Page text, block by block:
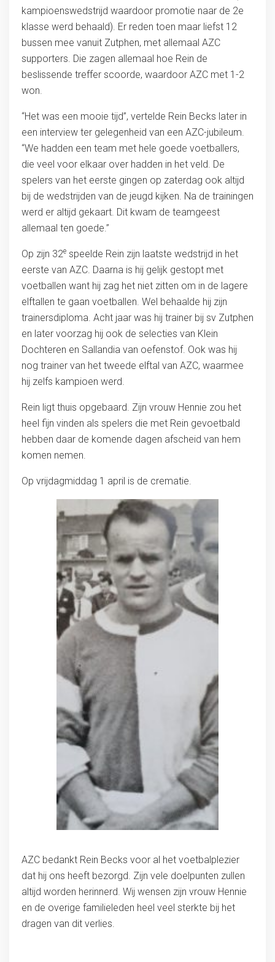
kampioenswedstrijd waardoor promotie naar de 2e
klasse werd behaald). Er reden toen maar liefst 12
bussen mee vanuit Zutphen, met allemaal AZC
supporters. Die zagen allemaal hoe Rein de
beslissende treffer scoorde, waardoor AZC met 1-2
won.
“Het was een mooie tijd”, vertelde Rein Becks later in
een interview ter gelegenheid van een AZC-jubileum.
“We hadden een team met hele goede voetballers,
die veel voor elkaar over hadden in het veld. De
spelers van het eerste gingen op zaterdag ook altijd
bij de wedstrijden van de jeugd kijken. Na de trainingen
werd er altijd gekaart. Dit kwam de teamgeest
allemaal ten goede.”
Op zijn 32espeelde Rein zijn laatste wedstrijd in het
eerste van AZC. Daarna is hij gelijk gestopt met
voetballen want hij zag het niet zitten om in de lagere
elftallen te gaan voetballen. Wel behaalde hij zijn
trainersdiploma. Acht jaar was hij trainer bij sv Zutphen
en later voorzag hij ook de selecties van Klein
Dochteren en Sallandia van oefenstof. Ook was hij
nog trainer van het tweede elftal van AZC, waarmee
hij zelfs kampioen werd.
Rein ligt thuis opgebaard. Zijn vrouw Hennie zou het
heel fijn vinden als spelers die met Rein gevoetbald
hebben daar de komende dagen afscheid van hem
komen nemen.
Op vrijdagmiddag 1 april is de crematie.
AZC bedankt Rein Becks voor al het voetbalplezier
dat hij ons heeft bezorgd. Zijn vele doelpunten zullen
altijd worden herinnerd. Wij wensen zijn vrouw Hennie
en de overige familieleden heel veel sterkte bij het
dragen van dit verlies.